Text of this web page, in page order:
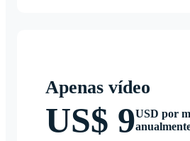
Apenas vídeo
US$ 9USD por